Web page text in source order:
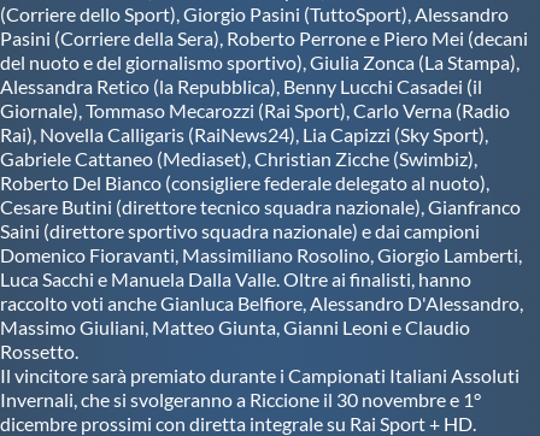
(Corriere dello Sport), Giorgio Pasini (TuttoSport), Alessandro
Pasini (Corriere della Sera), Roberto Perrone e Piero Mei (decani
del nuoto e del giornalismo sportivo), Giulia Zonca (La Stampa),
Alessandra Retico (la Repubblica), Benny Lucchi Casadei (il
Giornale), Tommaso Mecarozzi (Rai Sport), Carlo Verna (Radio
Rai), Novella Calligaris (RaiNews24), Lia Capizzi (Sky Sport),
Gabriele Cattaneo (Mediaset), Christian Zicche (Swimbiz),
Roberto Del Bianco (consigliere federale delegato al nuoto),
Cesare Butini (direttore tecnico squadra nazionale), Gianfranco
Saini (direttore sportivo squadra nazionale) e dai campioni
Domenico Fioravanti, Massimiliano Rosolino, Giorgio Lamberti,
Luca Sacchi e Manuela Dalla Valle. Oltre ai finalisti, hanno
raccolto voti anche Gianluca Belfiore, Alessandro D'Alessandro,
Massimo Giuliani, Matteo Giunta, Gianni Leoni e Claudio
Rossetto.
Il vincitore sarà premiato durante i Campionati Italiani Assoluti
Invernali, che si svolgeranno a Riccione il 30 novembre e 1°
dicembre prossimi con diretta integrale su Rai Sport + HD.